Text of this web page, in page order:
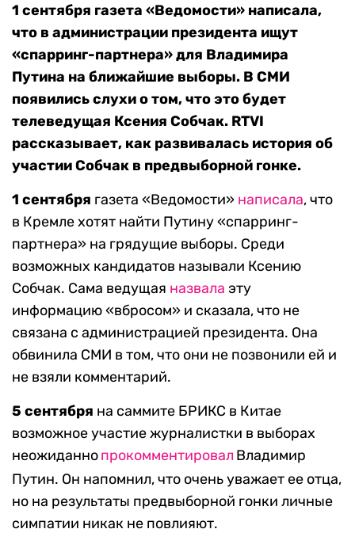
1 сентября газета «Ведомости» написала,
что в администрации президента ищут
«спарринг-партнера» для Владимира
Путина на ближайшие выборы. В СМИ
появились слухи о том, что это будет
телеведущая Ксения Собчак. RTVI
рассказывает, как развивалась история об
участии Собчак в предвыборной гонке.
1 сентября газета «Ведомости» написала, что
в Кремле хотят найти Путину «спарринг-
партнера» на грядущие выборы. Среди
возможных кандидатов называли Ксению
Собчак. Сама ведущая назвала эту
информацию «вбросом» и сказала, что не
связана с администрацией президента. Она
обвинила СМИ в том, что они не позвонили ей и
не взяли комментарий.
5 сентября на саммите БРИКС в Китае
возможное участие журналистки в выборах
неожиданнопрокомментировал Владимир
Путин. Он напомнил, что очень уважает ее отца,
но на результаты предвыборной гонки личные
симпатии никак не повлияют.